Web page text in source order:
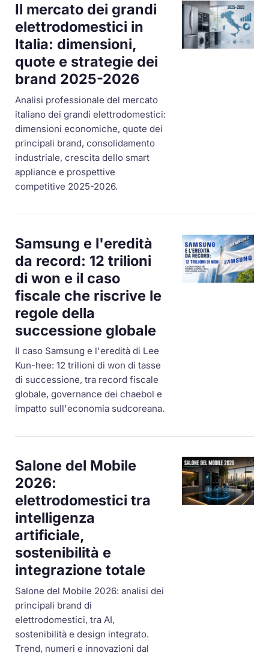
Il mercato dei grandi
elettrodomestici in
Italia: dimensioni,
quote e strategie dei
brand 2025-2026
Analisi professionale del mercato
italiano dei grandi elettrodomestici:
dimensioni economiche, quote dei
principali brand, consolidamento
industriale, crescita dello smart
appliance e prospettive
competitive 2025-2026.
Samsung e l'eredità
da record: 12 trilioni
di won e il caso
fiscale che riscrive le
regole della
successione globale
Il caso Samsung e l'eredità di Lee
Kun-hee: 12 trilioni di won di tasse
di successione, tra record fiscale
globale, governance dei chaebol e
impatto sull'economia sudcoreana.
Salone del Mobile
2026:
elettrodomestici tra
intelligenza
artificiale,
sostenibilità e
integrazione totale
Salone del Mobile 2026: analisi dei
principali brand di
elettrodomestici, tra AI,
sostenibilità e design integrato.
Trend, numeri e innovazioni dal